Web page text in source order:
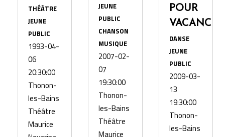
THÉÂTRE
JEUNE
PUBLIC
1993-04-
06
20:30:00
Thonon-
les-Bains
Théâtre
Maurice
JEUNE
PUBLIC
CHANSON
MUSIQUE
2007-02-
07
19:30:00
Thonon-
les-Bains
Théâtre
Maurice
POUR
VACANCES
DANSE
JEUNE
PUBLIC
2009-03-
13
19:30:00
Thonon-
les-Bains